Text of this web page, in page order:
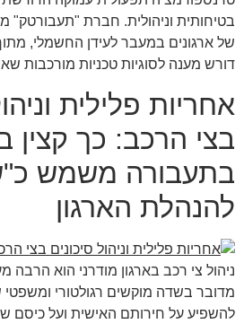
בטיחותית וניהולית. חברת "תעבורטק"
של ארגונים במעבר לעידן החשמלי, מתוך
דורש מענה לסוגיות טכניות מורכבות
אחריות פלילית
בצי הרכב: כך קצין
בתעבורה משמש
להנהלת הארגון
ניהול צי רכב בארגון מודרני הוא הרבה
מדובר בשדה מוקשים רגולטורי
להשפיע על חירותם האישית ועל כיסם